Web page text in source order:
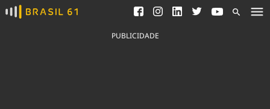
Ver todas as notícias
Saneamento
Indicadores
PUBLICIDADE